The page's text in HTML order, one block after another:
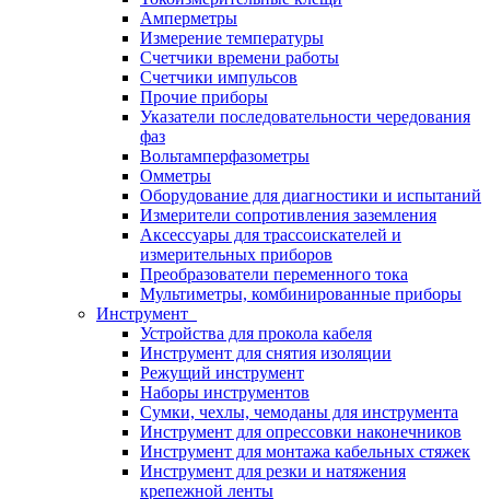
Амперметры
Измерение температуры
Счетчики времени работы
Счетчики импульсов
Прочие приборы
Указатели последовательности чередования
фаз
Вольтамперфазометры
Омметры
Оборудование для диагностики и испытаний
Измерители сопротивления заземления
Аксессуары для трассоискателей и
измерительных приборов
Преобразователи переменного тока
Мультиметры, комбинированные приборы
Инструмент
Устройства для прокола кабеля
Инструмент для снятия изоляции
Режущий инструмент
Наборы инструментов
Сумки, чехлы, чемоданы для инструмента
Инструмент для опрессовки наконечников
Инструмент для монтажа кабельных стяжек
Инструмент для резки и натяжения
крепежной ленты